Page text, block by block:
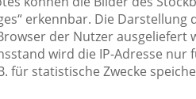
erkennbar. Die
der Nutzer
wird die IP-Adresse
für statistische Zwecke